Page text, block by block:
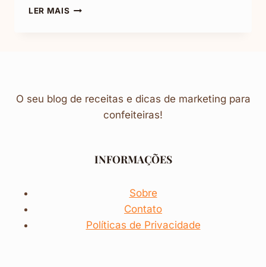
LER MAISDOCE
O seu blog de receitas e dicas de marketing para
confeiteiras!
INFORMAÇÕES
Sobre
Contato
Políticas de Privacidade